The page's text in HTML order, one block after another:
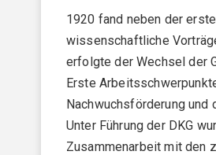
1920 fand neben der
wissenschaftliche
erfolgte der Wechsel der
Erste
Nachwuchsförderung und
Unter Führung der DKG
Zusammenarbeit mit den